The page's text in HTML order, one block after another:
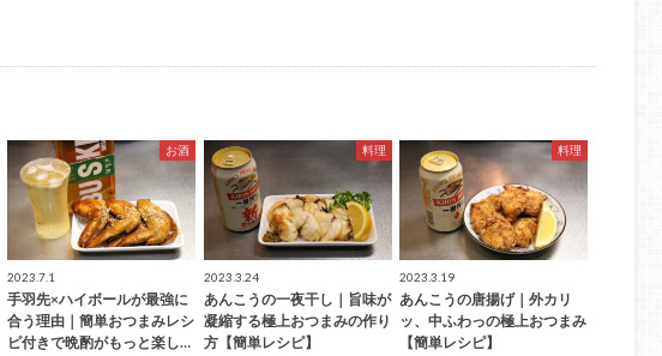
お酒
2023.7.1
手羽先×ハイボールが最強に
合う理由｜簡単おつまみレシ
ピ付きで晩酌がもっと楽し…
料理
2023.3.24
あんこうの一夜干し｜旨味が
凝縮する極上おつまみの作り
方【簡単レシピ】
料理
2023.3.19
あんこうの唐揚げ｜外カリ
ッ、中ふわっの極上おつまみ
【簡単レシピ】